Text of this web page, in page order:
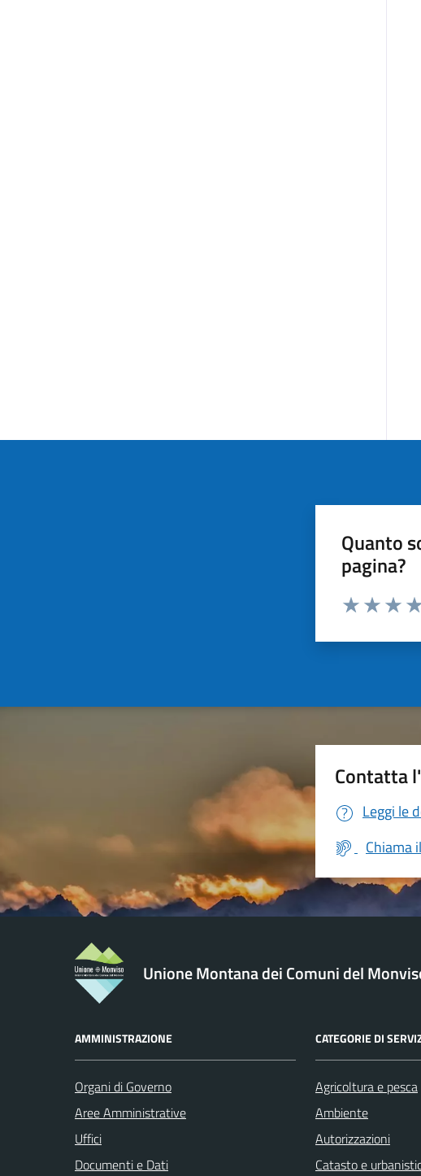
Quanto
pagina?
Valuta da 1 a 5
Contatta
Leggi le
Chiama
Unione Montana dei Comuni del
AMMINISTRAZIONE
Organi di Governo
Aree Amministrative
Uffici
Documenti e Dati
CATEGORIE DI
Agricoltura e pesca
Ambiente
Autorizzazioni
Catasto e